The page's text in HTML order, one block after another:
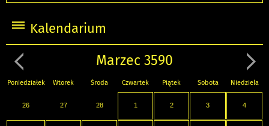
Kalendarium
Marzec 3590
Poniedziałek Wtorek Środa Czwartek Piątek Sobota Niedziela
26 27 28 1 2 3 4